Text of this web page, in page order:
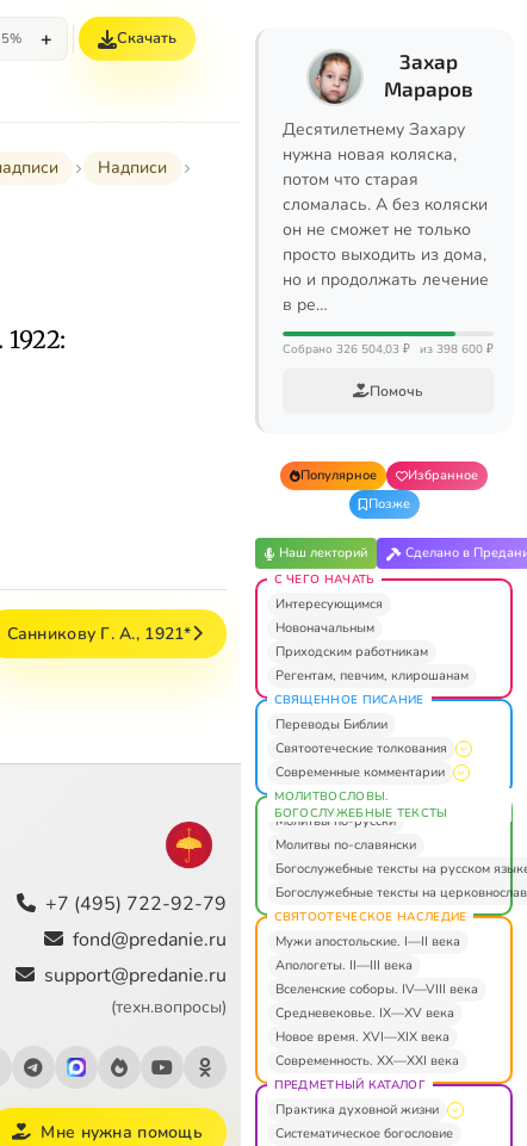
+ Скачать
Надписи
Санникову Г. А., 1921*
+7 (495) 722-92-79
fond@predanie.ru
support@predanie.ru
(техн.вопросы)
Мне нужна помощь
Захар
Мараров
Десятилетнему Захару
нужна новая коляска,
потом что старая
сломалась. А без коляски
он не сможет не только
просто выходить из дома,
но и продолжать лечение
в ре…
Собрано 326 504,03 ₽ из 398 600 ₽
Помочь
Популярное
Избранное
Позже
Наш лекторий Сделано в
С ЧЕГО НАЧАТЬ
Интересующимся
Новоначальным
Приходским работникам
Регентам, певчим, клирошанам
СВЯЩЕННОЕ ПИСАНИЕ
Переводы Библии
Святоотеческие толкования
Современные комментарии
МОЛИТВОСЛОВЫ.
БОГОСЛУЖЕБНЫЕ ТЕКСТЫ
Молитвы по-русски
Молитвы по-славянски
Богослужебные тексты на русском
Богослужебные тексты на
СВЯТООТЕЧЕСКОЕ НАСЛЕДИЕ
Мужи апостольские. I—II века
Апологеты. II—III века
Вселенские соборы. IV—VIII века
Средневековье. IX—XV века
Новое время. XVI—XIX века
Современность. XX—XXI века
ПРЕДМЕТНЫЙ КАТАЛОГ
Практика духовной жизни
Систематическое богословие